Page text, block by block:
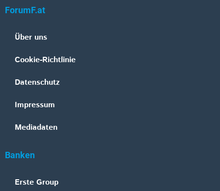
ForumF.at
Über uns
Cookie-Richtlinie
Datenschutz
Impressum
Mediadaten
Banken
Erste Group